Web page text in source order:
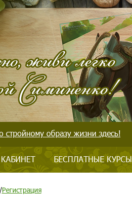
стройному образу жизни здесь!
БЕСПЛАТНЫЕ КУРСЫ
Регистрация